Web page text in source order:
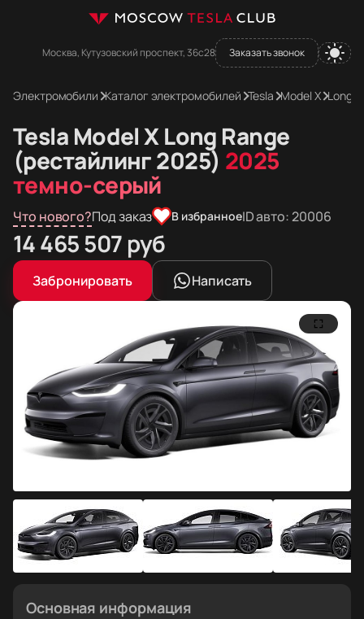
Москва, Кутузовский проспект, 36с28 Заказать звонок
Электромобили Каталог электромобилей Tesla Model X Long
Tesla Model X Long Range
(рестайлинг 2025) 2025
темно-серый
Что нового?Под заказ В избранноеID авто: 20006
Цена в рублях
14 465 507 руб
Цена в евро
145 087евро
Цена в долларах
167 634долларов
Забронировать Написать
Основная информация
Фотографии Tesla Model X Long Range (рестайлинг
Tesla Model X Long Range (рестайлинг 2025)